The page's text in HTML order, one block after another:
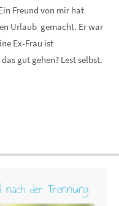
Freund von mir hat
Urlaub gemacht. Er war
Ex-Frau ist
gut gehen? Lest selbst.
der Trennung